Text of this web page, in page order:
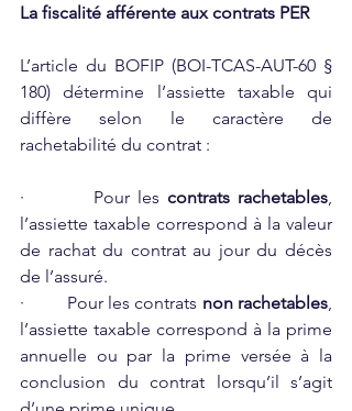
La fiscalité afférente aux contrats PER
L’article du BOFIP (BOI-TCAS-AUT-60 §
180) détermine l’assiette taxable qui
diffère selon le caractère de
rachetabilité du contrat :
·         Pour les contrats rachetables
l’assiette taxable correspond à la valeur
de rachat du contrat au jour du décès
de l’assuré.
·         Pour les contrats non rachetables
l’assiette taxable correspond à la prime
annuelle ou par la prime versée à la
conclusion du contrat lorsqu’il s’agit